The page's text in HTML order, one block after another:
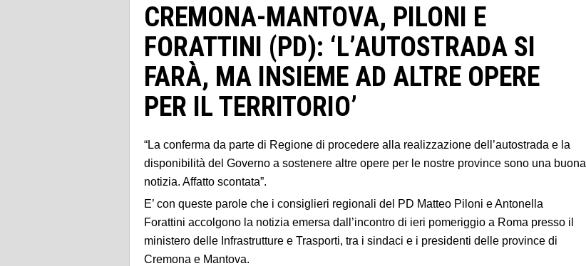
CREMONA-MANTOVA, PILONI E
FORATTINI (PD): ‘L’AUTOSTRADA SI
FARÀ, MA INSIEME AD ALTRE OPERE
PER IL TERRITORIO’
“La conferma da parte di Regione di procedere alla realizzazione dell’autostrada e la
disponibilità del Governo a sostenere altre opere per le nostre province sono una buona
notizia. Affatto scontata”.
E’ con queste parole che i consiglieri regionali del PD Matteo Piloni e Antonella
Forattini accolgono la notizia emersa dall’incontro di ieri pomeriggio a Roma presso il
ministero delle Infrastrutture e Trasporti, tra i sindaci e i presidenti delle province di
Cremona e Mantova.